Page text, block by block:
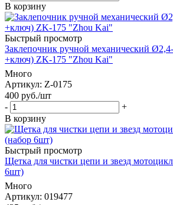
В корзину
Быстрый просмотр
Заклепочник ручной механический
+ключ) ZK-175 "Zhou Kai"
Много
Артикул: Z-0175
400 руб./шт
-
+
В корзину
Быстрый просмотр
Щетка для чистки цепи и звезд
6шт)
Много
Артикул: 019477